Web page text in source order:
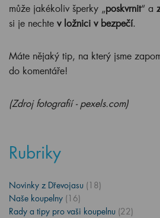
může jakékoliv šperky „poskvrnit“ a
si je nechte v ložnici v bezpečí.
Máte nějaký tip, na který jsme
do komentáře!
(Zdroj fotografií - pexels.com)
Rubriky
Novinky z Dřevojasu (18)
Naše koupelny (16)
Rady a tipy pro vaši koupelnu (22)